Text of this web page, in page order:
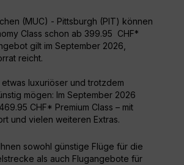
(MUC) - Pittsburgh (PIT) können
Class schon ab 399.95 CHF*
gilt im September 2026,
reicht.
luxuriöser und trotzdem
mögen: Im September 2026
CHF* Premium Class – mit
und vielen weiteren Extras.
sowohl günstige Flüge für die
als auch Flugangebote für